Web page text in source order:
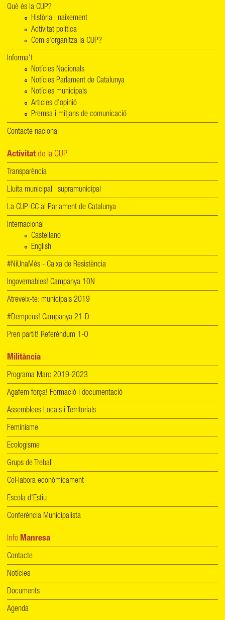
Què és la CUP?
Història i naixement
Activitat política
Com s'organitza la CUP?
Informa't
Notícies Nacionals
Notícies Parlament de Catalunya
Notícies municipals
Articles d'opinió
Premsa i mitjans de comunicació
Contacte nacional
Activitat de la CUP
Transparència
Lluita municipal i supramunicipal
La CUP-CC al Parlament de Catalunya
Internacional
Castellano
English
#NiUnaMés - Caixa de Resistència
Ingovernables! Campanya 10N
Atreveix-te: municipals 2019
#Dempeus! Campanya 21-D
Pren partit! Referèndum 1-O
Militància
Programa Marc 2019-2023
Agafem força! Formació i documentació
Assemblees Locals i Territorials
Feminisme
Ecologisme
Grups de Treball
Col·labora econòmicament
Escola d'Estiu
Conferència Municipalista
Info Manresa
Contacte
Notícies
Documents
Agenda